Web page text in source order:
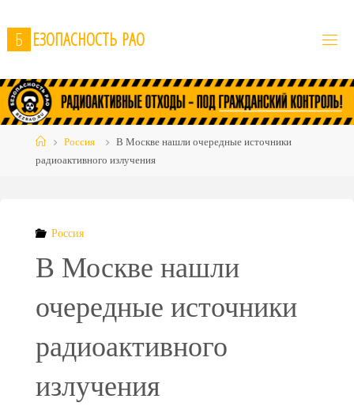
to
content
Б ЕЗОПАСНОСТЬ РАО
HomeРоссия
В Москве нашли очередные источники
радиоактивного излучения
Россия
В Москве нашли
очередные источники
радиоактивного
излучения